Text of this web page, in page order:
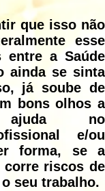
que isso não
esse
entre a Saúde
ainda se sinta
já soube de
bons olhos a
no
e/ou
forma, se a
corre riscos de
seu trabalho.